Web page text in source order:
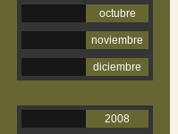
octubre
noviembre
diciembre
2008